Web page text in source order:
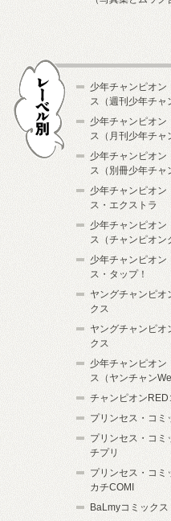
少年チャンピオン
ス（週刊少年チャ
少年チャンピオン
ス（月刊少年チャ
少年チャンピオン
ス（別冊少年チャ
少年チャンピオン
ス・エクストラ
少年チャンピオン
ス（チャンピオン
少年チャンピオン
ス・タップ！
ヤングチャンピオ
クス
ヤングチャンピオ
クス
少年チャンピオン
ス（ヤンチャン
チャンピオンRED
プリンセス・コミ
プリンセス・コミ
チプリ
プリンセス・コミ
カチCOMI
BaLmyコミックス